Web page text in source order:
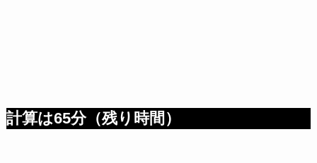
計算は65分（残り時間）